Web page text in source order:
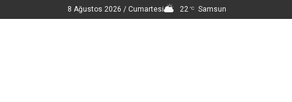
8 Ağustos 2026 / Cumartesi 22 °C Samsun